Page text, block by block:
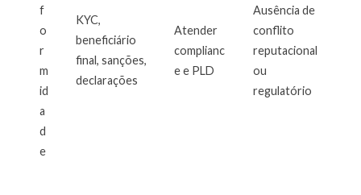
f
o
r
m
id
a
d
e
KYC,
beneficiário
final, sanções,
declarações
Atender
complianc
e e PLD
Ausência de
conflito
reputacional
ou
regulatório